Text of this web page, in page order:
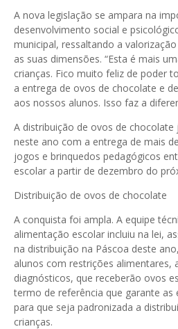
A nova legislação se ampara na
desenvolvimento social e
municipal, ressaltando a
as suas dimensões. “Esta é mais
crianças. Fico muito feliz de poder
a entrega de ovos de chocolate e
aos nossos alunos. Isso faz a
A distribuição de ovos de
neste ano com a entrega de mais
jogos e brinquedos pedagógicos
escolar a partir de dezembro do
Distribuição de ovos de chocolate
A conquista foi ampla. A equipe
alimentação escolar incluiu na lei,
na distribuição na Páscoa deste
alunos com restrições alimentares,
diagnósticos, que receberão ovos
termo de referência que garante as
para que seja padronizada a
crianças.